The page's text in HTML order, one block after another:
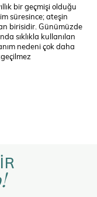
bir geçmişi olduğu
süresince; ateşin
birisidir. Günümüzde
sıklıkla kullanılan
nedeni çok daha